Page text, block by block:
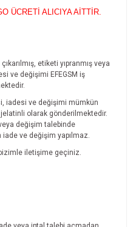
ÜCRETİ ALICIYA AİTTİR.
etiketi yıpranmış veya
ve değişimi EFEGSM iş
iadesi ve değişimi mümkün
olarak gönderilmektedir.
değişim talebinde
iade ve değişim yapılmaz.
iletişime geçiniz.